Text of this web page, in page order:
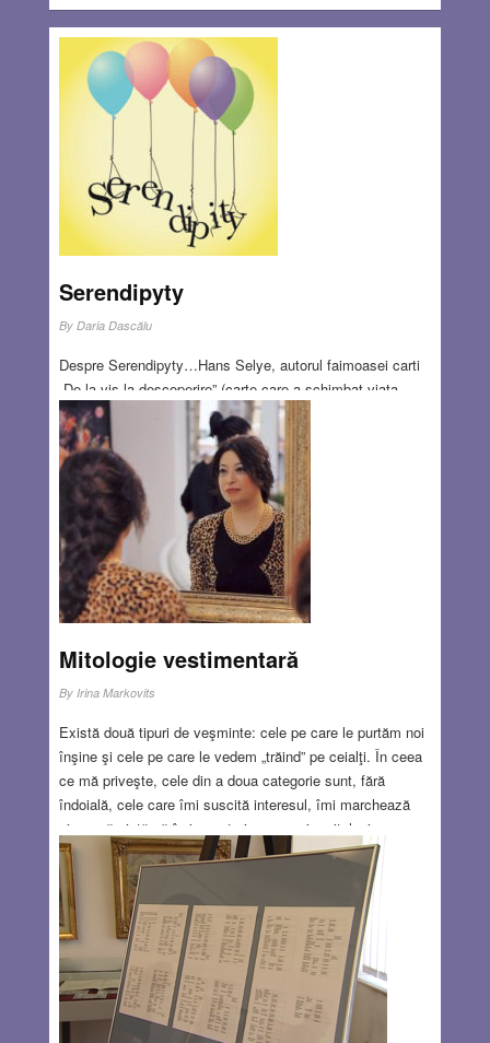
Serendipyty
By Daria Dascălu
Despre Serendipyty…Hans Selye, autorul faimoasei carti
„De la vis la descoperire” (carte care a schimbat viața
multor studenți la medicină), îi spunea ,,vedere periferică”.
Horace Walpole (unul dintre primii promotori ai romanului
„noir” ) a inventat în această privință, cuvântul
„serendipitate”, plecând de la un basm ceylonez, cu titlul
„Cei trei prinți din Serendip”
Read more…
OCT 20, 2016
Mitologie vestimentară
By Irina Markovits
Există două tipuri de veşminte: cele pe care le purtăm noi
înşine şi cele pe care le vedem „trăind” pe ceialţi. În ceea
ce mă priveşte, cele din a doua categorie sunt, fără
îndoială, cele care îmi suscită interesul, îmi marchează
ziua, mă ajută să îmi construiesc propria mitologie
stilistică. Acelaşi lucru se întâmplă şi în cazul vostru, deşi
poate nu le daţi aceeaşi importanţă sau nu le observați la
fel. Însă multe dintre hainele purtate de ceilalţi v-au definit
gusturile, v-au hrănit imaginarul, v-au ajutat să cartografiaţi
propria estetică…
Read more…
OCT 20, 2016 0 COMMENTS